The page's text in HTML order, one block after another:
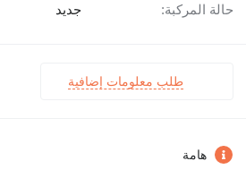
حالة المركبة: جديد
طلب معلومات إضافية
هامة